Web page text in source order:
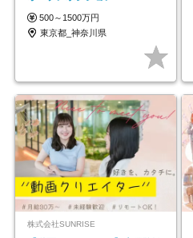
500～1500万円
東京都_神奈川県
株式会社SUNRISE